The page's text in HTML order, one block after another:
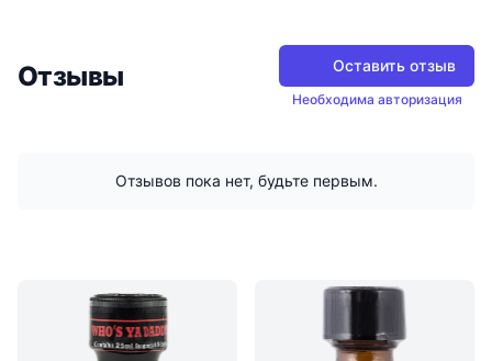
Отзывы Оставить отзыв
Необходима авторизация
Отзывов пока нет, будьте первым.